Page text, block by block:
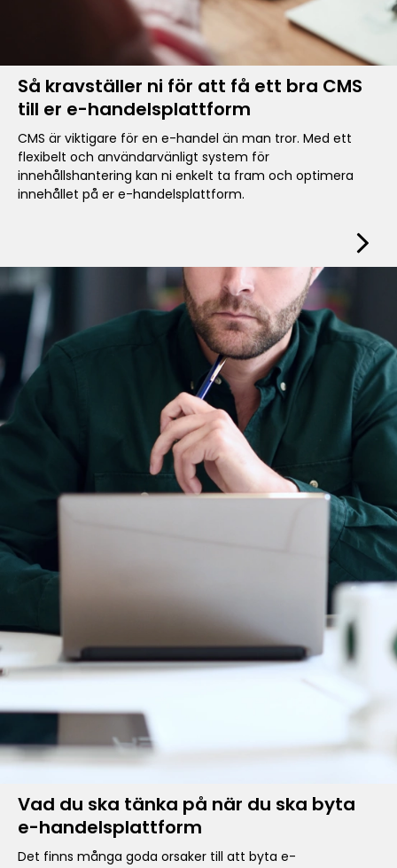
Så kravställer ni för att få ett bra CMS
till er e-handelsplattform
CMS är viktigare för en e-handel än man tror. Med ett
flexibelt och användarvänligt system för
innehållshantering kan ni enkelt ta fram och optimera
innehållet på er e-handelsplattform.
Vad du ska tänka på när du ska byta
e-handelsplattform
Det finns många goda orsaker till att byta e-